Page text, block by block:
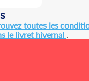
toutes les
le livret hivernal .